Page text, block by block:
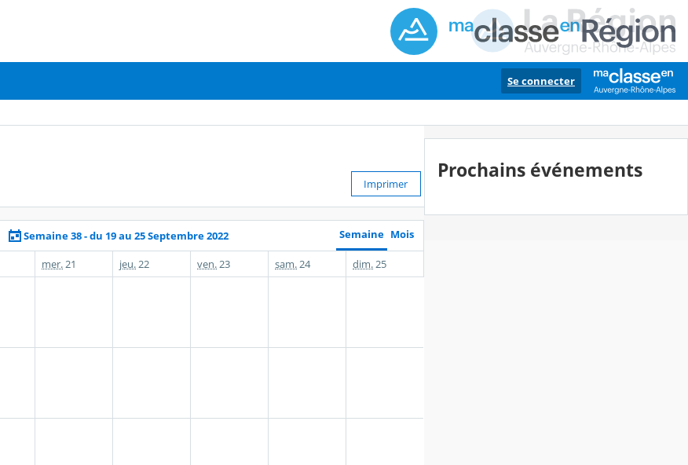
Se connecter
Imprimer
Semaine 38 - du 19 au 25 Septembre 2022 Semaine Mois
mer. 21 jeu. 22 ven. 23 sam. 24 dim. 25
Prochains événements